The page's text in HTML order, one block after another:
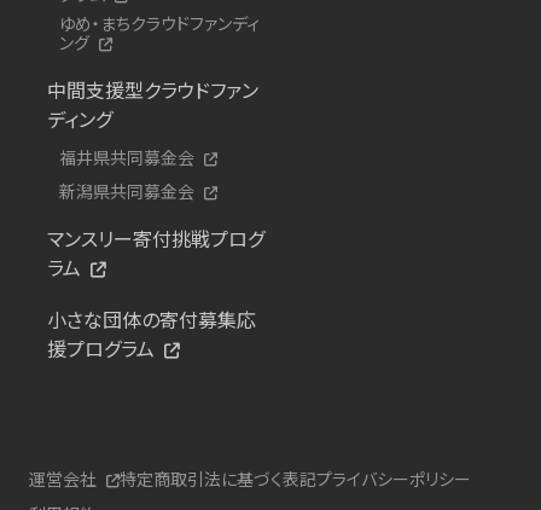
ゆめ・まちクラウドファンディ
ング
中間支援型クラウドファン
ディング
福井県共同募金会
新潟県共同募金会
マンスリー寄付挑戦プログ
ラム
小さな団体の寄付募集応
援プログラム
運営会社 特定商取引法に基づく表記プライバシーポリシー